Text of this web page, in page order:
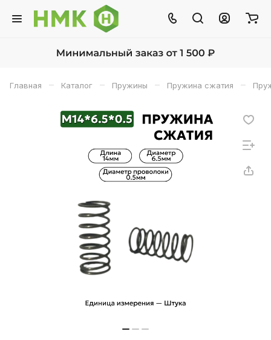
Главная – Каталог – Пружины – Пружина сжатия –